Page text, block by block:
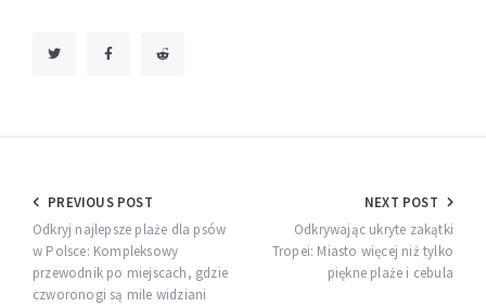
Nawigacja
wpisu
PREVIOUS POST
Odkryj najlepsze plaże dla psów
w Polsce: Kompleksowy
przewodnik po miejscach, gdzie
czworonogi są mile widziani
NEXT POST
Odkrywając ukryte zakątki
Tropei: Miasto więcej niż tylko
piękne plaże i cebula